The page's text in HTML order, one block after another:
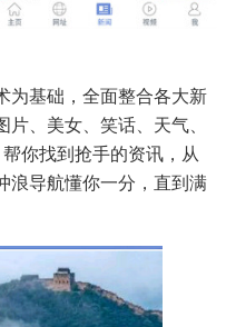
为基础，全面整合各大新
、美女、笑话、天气、
你找到抢手的资讯，从
浪导航懂你一分，直到满